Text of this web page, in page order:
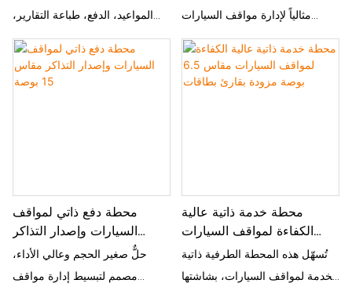
التأمين
المواعيد، الدفع، طباعة التقارير،
تسوية التأمين ✅ التحقق من هويات
متعددة: بطاقة الهوية، بطاقة
التأمين الطبي، التعرف على الوجه
معلومات المستشفى تخصيص طبي
احترافي: تصميم واجهة المستخدم،
وحدات الوظائف، والمظهر حاصل
على شهادات CE وFCC وROHS،
بوصة
مثالياً لإدارة مواقف السيارات
الحديثة، حيث يتميز بشاشة لمس
كبيرة وواضحة مقاس 21.5 بوصة
توفر تجربة استخدام سهلة وبديهية
تكاليف العمالة اليدوية بشكل
ملحوظ. بفضل تصميمه المتين الذي
يُناسب الاستخدام الداخلي
والخارجي، يُعدّ هذا الكشك مثالياً
محطة دفع ذاتي لمواقف
السيارات وإصدار التذاكر
مقاس 15 بوصة
حلٌّ صغير الحجم وعالي الأداء،
مصمم لتبسيط إدارة مواقف
محطة خدمة ذاتية عالية
الكفاءة لمواقف السيارات
مقاس 6.5 بوصة مزودة بقارئ
بطاقات
تُسهّل هذه المحطة الطرفية ذاتية
الخدمة لمواقف السيارات، بشاشتها